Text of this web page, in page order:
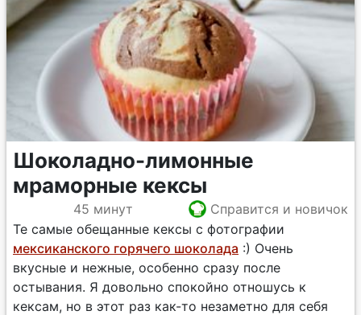
Шоколадно-лимонные
мраморные кексы
45 минут
Справится и новичок
Те самые обещанные кексы с фотографии
мексиканского горячего шоколада :) Очень
вкусные и нежные, особенно сразу после
остывания. Я довольно спокойно отношусь к
кексам, но в этот раз как-то незаметно для себя